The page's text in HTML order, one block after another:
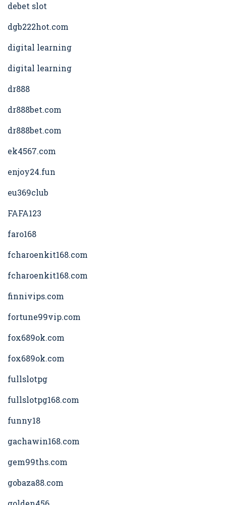
debet slot
dgb222hot.com
digital learning
digital learning
dr888
dr888bet.com
dr888bet.com
ek4567.com
enjoy24.fun
eu369club
FAFA123
faro168
fcharoenkit168.com
fcharoenkit168.com
finnivips.com
fortune99vip.com
fox689ok.com
fox689ok.com
fullslotpg
fullslotpg168.com
funny18
gachawin168.com
gem99ths.com
gobaza88.com